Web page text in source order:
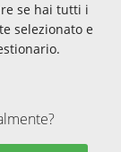
se hai tutti i
selezionato e